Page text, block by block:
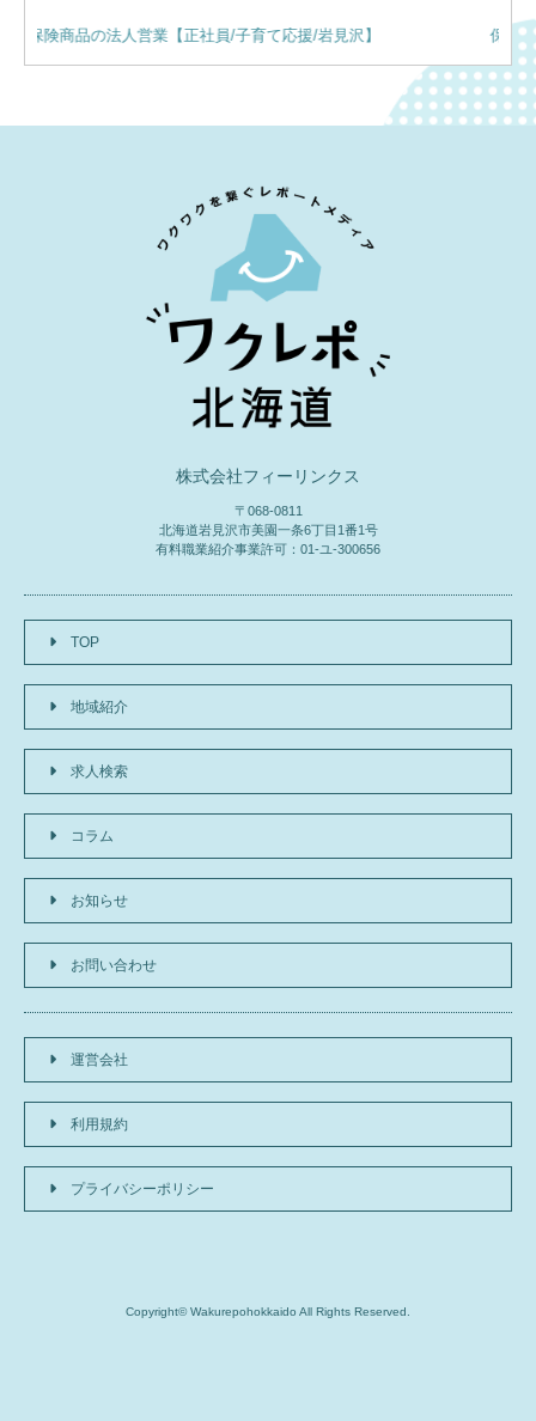
保険商品の法人営業【正社員/未経験OK/苫小牧】 保
株式会社フィーリンクス
〒068-0811
北海道岩見沢市美園一条6丁目1番1号
有料職業紹介事業許可：01-ユ-300656
TOP
地域紹介
求人検索
コラム
お知らせ
お問い合わせ
運営会社
利用規約
プライバシーポリシー
Copyright© Wakurepohokkaido All Rights Reserved.